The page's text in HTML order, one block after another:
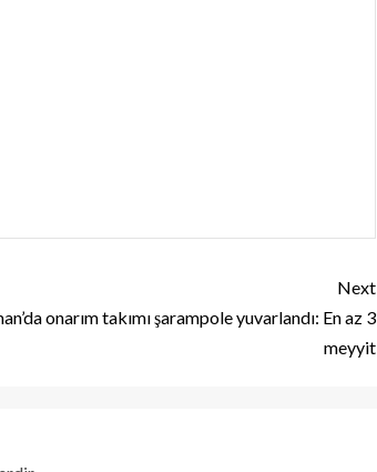
Next
onarım takımı şarampole yuvarlandı: En az 3
meyyit